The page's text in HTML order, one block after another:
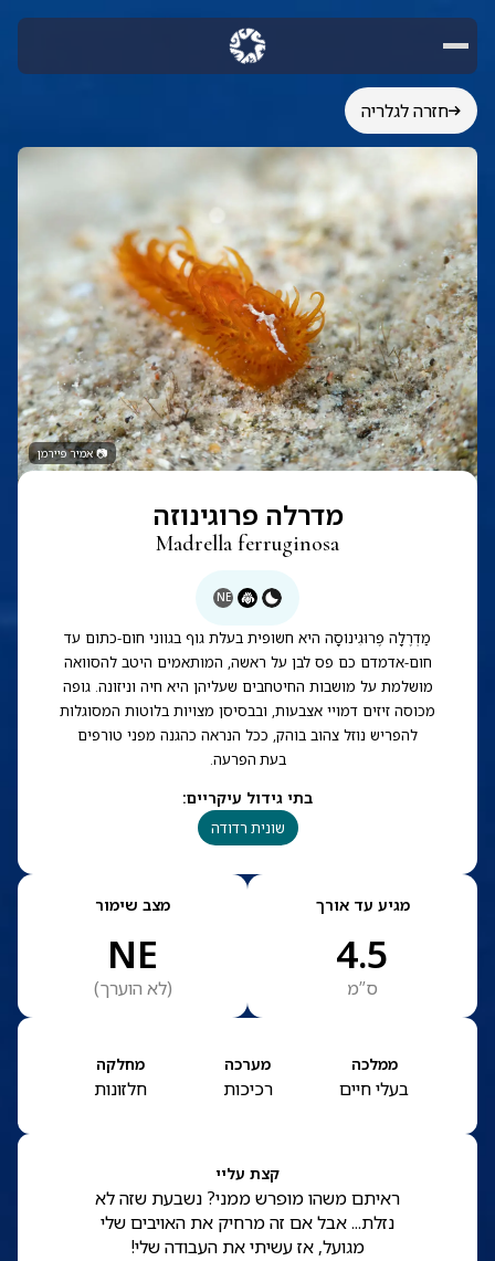
חזרה לגלריה
📷אמיר פיירמן
מדרלה פרוגינוזה
Madrella ferruginosa
NE
מַדְרֶלָה פֶרוּגִינוֹסָה היא חשופית בעלת גוף בגווני חום-כתום עד
חום-אדמדם כם פס לבן על ראשה, המותאמים היטב להסוואה
מושלמת על מושבות החיטחבים שעליהן היא חיה וניזונה. גופה
מכוסה זיזים דמויי אצבעות, ובבסיסן מצויות בלוטות המסוגלות
להפריש נוזל צהוב בוהק, ככל הנראה כהגנה מפני טורפים
בעת הפרעה.
בתי גידול עיקריים:
שונית רדודה
מגיע עד אורך
4.5
ס”מ
מצב שימור
NE
(לא הוערך)
ממלכה
בעלי חיים
מערכה
רכיכות
מחלקה
חלזונות
קצת עליי
ראיתם משהו מופרש ממני? נשבעת שזה לא
נזלת... אבל אם זה מרחיק את האויבים שלי
מגועל, אז עשיתי את העבודה שלי!